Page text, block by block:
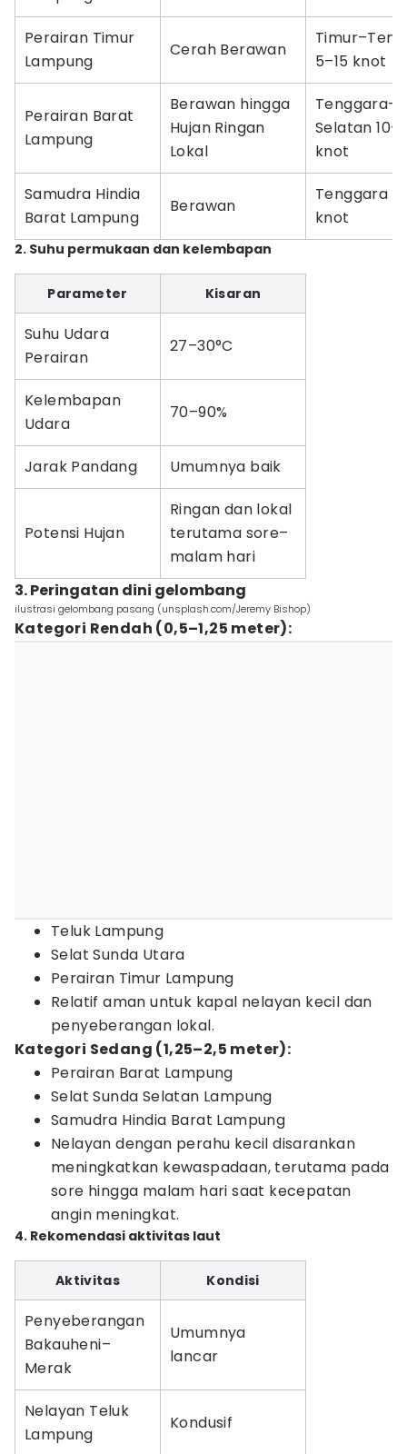
Perairan Timur
Lampung
Cerah Berawan
5–15 knot
Perairan Barat
Lampung
Berawan hingga
Hujan Ringan
Lokal
Tenggara–
Selatan
knot
Samudra Hindia
Barat Lampung
Berawan
Tenggara
knot
2. Suhu permukaan dan kelembapan
Parameter Kisaran
Suhu Udara
Perairan
27–30°C
Kelembapan
Udara
70–90%
Jarak Pandang Umumnya baik
Potensi Hujan
Ringan dan lokal
terutama sore–
malam hari
3. Peringatan dini gelombang
ilustrasi gelombang pasang (unsplash.com/Jeremy Bishop)
Kategori Rendah (0,5–1,25 meter):
Teluk Lampung
Selat Sunda Utara
Perairan Timur Lampung
Relatif aman untuk kapal nelayan kecil dan
penyeberangan lokal.
Kategori Sedang (1,25–2,5 meter):
Perairan Barat Lampung
Selat Sunda Selatan Lampung
Samudra Hindia Barat Lampung
Nelayan dengan perahu kecil disarankan
meningkatkan kewaspadaan, terutama pada
sore hingga malam hari saat kecepatan
angin meningkat.
4. Rekomendasi aktivitas laut
Aktivitas Kondisi
Penyeberangan
Bakauheni–
Merak
Umumnya
lancar
Nelayan Teluk
Lampung
Kondusif